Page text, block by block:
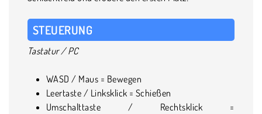
STEUERUNG
Tastatur / PC
WASD / Maus = Bewegen
Leertaste / Linksklick = Schießen
Umschalttaste / Rechtsklick =